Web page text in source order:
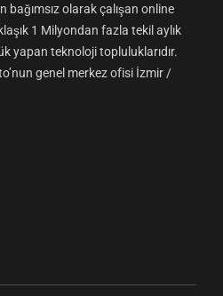
bağımsız olarak çalışan online
1 Milyondan fazla tekil aylık
yapan teknoloji topluluklarıdır.
genel merkez ofisi İzmir /